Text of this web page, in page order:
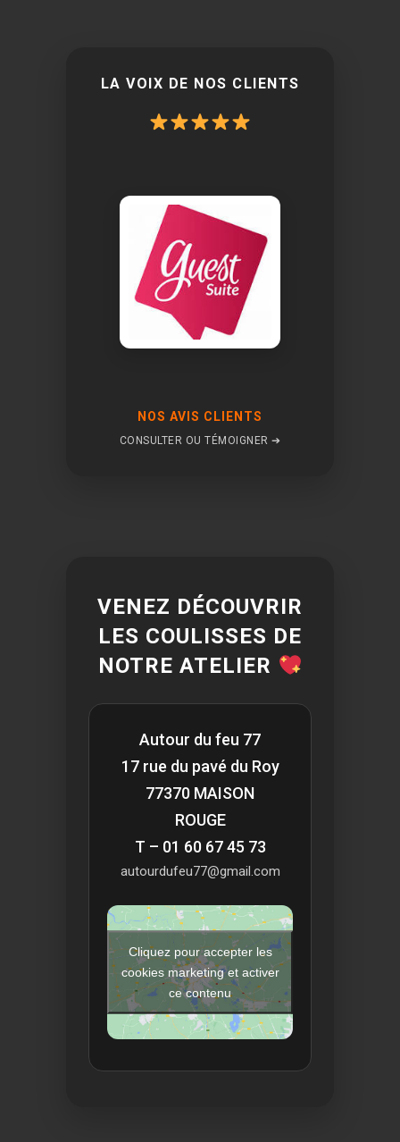
LA VOIX DE NOS CLIENTS
NOS AVIS CLIENTS
CONSULTER OU TÉMOIGNER ➔
VENEZ DÉCOUVRIR
LES COULISSES DE
NOTRE ATELIER
Autour du feu 77
17 rue du pavé du Roy
77370 MAISON
ROUGE
T – 01 60 67 45 73
autourdufeu77@gmail.com
Cliquez pour accepter les
cookies marketing et activer
ce contenu